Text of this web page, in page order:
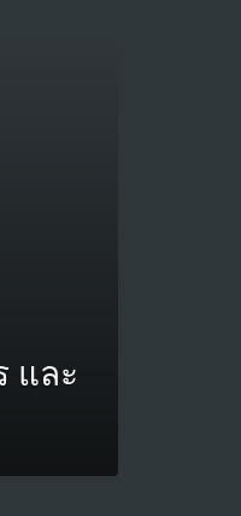
และ